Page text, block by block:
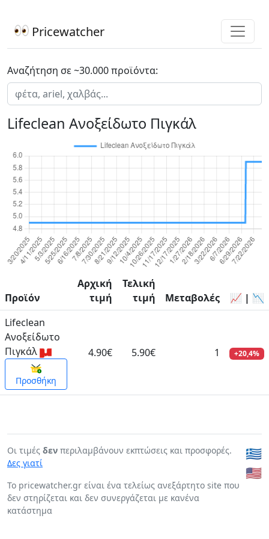
Pricewatcher
Αναζήτηση σε ~30.000 προϊόντα:
Lifeclean Ανοξείδωτο Πιγκάλ
Προϊόν
Αρχική
τιμή
Τελική
τιμή
Μεταβολές
📈 | 📉
Lifeclean
Ανοξείδωτο
Πιγκάλ
Προσθήκη
4.90€ 5.90€ 1 +20,4%
Οι τιμές δεν περιλαμβάνουν εκπτώσεις και προσφορές.
Δες γιατί
To pricewatcher.gr είναι ένα τελείως ανεξάρτητο site που
δεν στηρίζεται και δεν συνεργάζεται με κανένα
κατάστημα
🇬🇷
🇺🇸